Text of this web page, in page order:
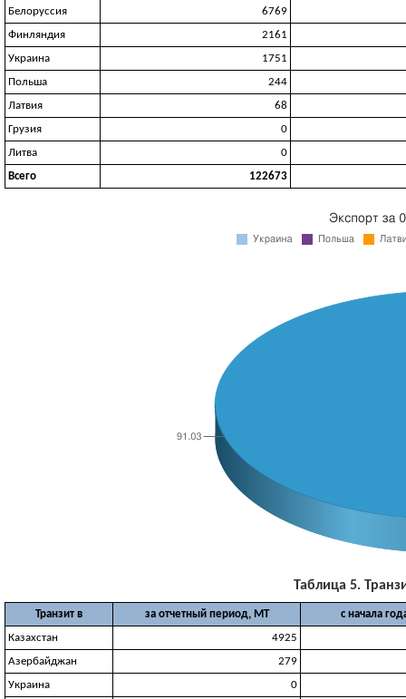
Белоруссия
6769
Финляндия
2161
Украина
1751
Польша
244
Латвия
68
Грузия
0
Литва
0
Всего
122673
Таблица 5.
Транзит в за отчетный период, МТ
с начала
Казахстан
4925
Азербайджан
279
Украина
0